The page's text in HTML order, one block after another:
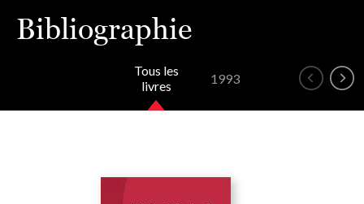
Bibliographie
Tous les
livres
1993